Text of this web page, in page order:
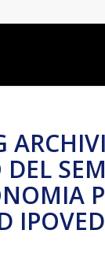
DEL